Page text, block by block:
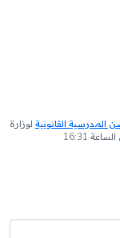
القانونية لوزارة